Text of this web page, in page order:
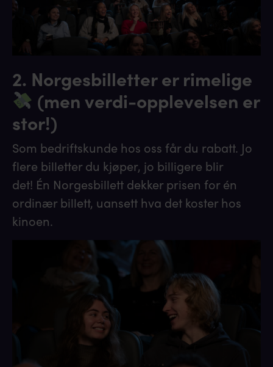
2. Norgesbilletter er rimelige
(men verdi-opplevelsen er
stor!)
Som bedriftskunde hos oss får du rabatt. Jo
flere billetter du kjøper, jo billigere blir
det! Én Norgesbillett dekker prisen for én
ordinær billett, uansett hva det koster hos
kinoen.